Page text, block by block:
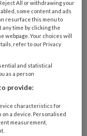
en lees 2
Log dan in
All or withdrawing your
some content and ads
resurface this menu to
time by clicking the
webpage. Your choices will
refer to our Privacy
and statistical
as a person
provide:
characteristics for
a device. Personalised
measurement,